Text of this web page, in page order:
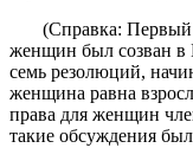
(Справка: Первый
женщин был созван в
семь резолюций,
женщина равна
права для женщин
такие обсуждения